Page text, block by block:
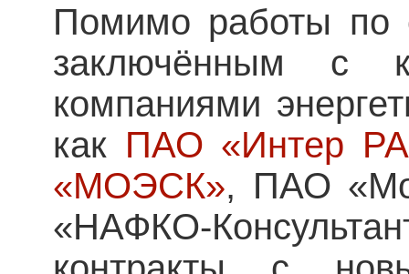
Помимо работы по
заключённым с
компаниями
как ПАО «Интер
«МОЭСК», ПАО
«НАФКО-